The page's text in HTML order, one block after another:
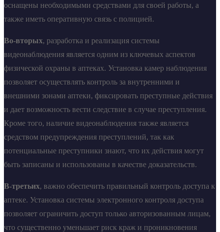
оснащены необходимыми средствами для своей работы, а
также иметь оперативную связь с полицией.
Во-вторых, разработка и реализация системы
видеонаблюдения является одним из ключевых аспектов
физической охраны в аптеках. Установка камер наблюдения
позволяет осуществлять контроль за внутренними и
внешними зонами аптеки, фиксировать преступные действия
и дает возможность вести следствие в случае преступления.
Кроме того, наличие видеонаблюдения также является
средством предупреждения преступлений, так как
потенциальные преступники знают, что их действия могут
быть записаны и использованы в качестве доказательств.
В-третьих, важно обеспечить правильный контроль доступа к
аптеке. Установка системы электронного контроля доступа
позволяет ограничить доступ только авторизованным лицам,
что существенно уменьшает риск краж и проникновения